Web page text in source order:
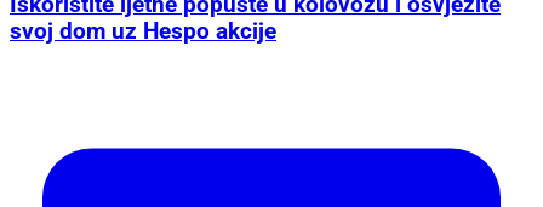
svoj dom uz Hespo akcije